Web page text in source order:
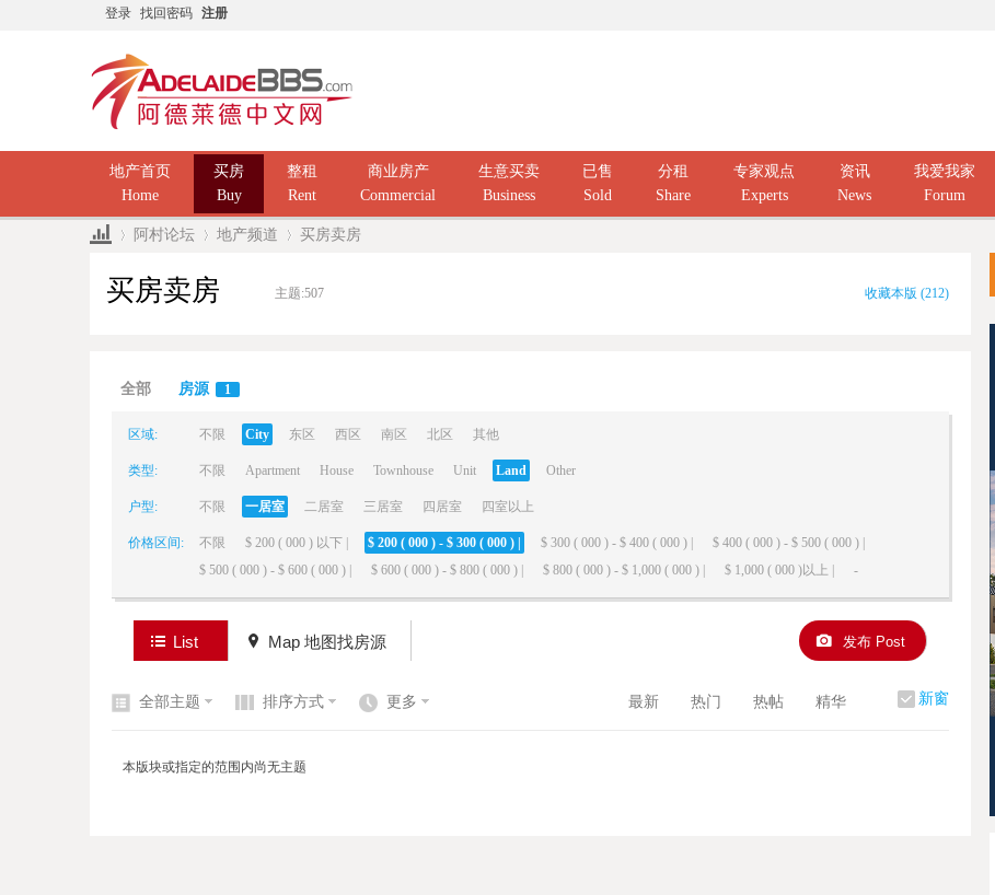
登录 找回密码 注册
地产首页
Home
买房
Buy
整租
Rent
商业房产
Commercial
生意买卖
Business
已售
Sold
分租
Share
专家观点
Experts
资讯
News
我爱我家
Forum
阿村论坛 地产频道 买房卖房
买房卖房 主题:507 收藏本版 (212)
全部 房源 1
区域: 不限 City 东区 西区 南区 北区 其他
类型: 不限 Apartment House Townhouse Unit Land Other
户型: 不限 一居室 二居室 三居室 四居室 四室以上
价格区间: 不限 $ 200 ( 000 ) 以下 | $ 200 ( 000 ) - $ 300 ( 000 ) | $ 300 ( 000 ) - $ 400 ( 000 ) |
$ 400 ( 000 ) - $ 500 ( 000 ) |
$ 500 ( 000 ) - $ 600 ( 000 ) |
$ 600 ( 000 ) - $ 800 ( 000 ) | $ 800 ( 000 ) - $ 1,000 ( 000 ) | $ 1,000 ( 000 )以上 | -
List Map 地图找房源 发布 Post
新窗
全部主题 排序方式 更多 最新 热门 热帖 精华
本版块或指定的范围内尚无主题